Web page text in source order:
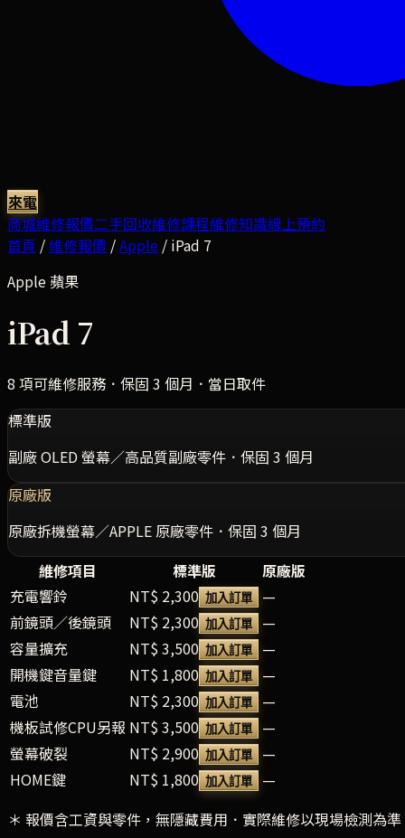
來電
商城維修報價二手回收維修課程維修知識線上預約
首頁 /維修報價 /Apple / iPad 7
Apple 蘋果
iPad 7
8 項可維修服務．保固 3 個月．當日取件
標準版
副廠 OLED 螢幕／高品質副廠零件．保固 3 個月
原廠版
原廠拆機螢幕／APPLE 原廠零件．保固 3 個月
維修項目
標準版
原廠版
充電響鈴
NT$ 2,300 加入訂單
—
前鏡頭／後鏡頭
NT$ 2,300 加入訂單
—
容量擴充
NT$ 3,500 加入訂單
—
開機鍵音量鍵
NT$ 1,800 加入訂單
—
電池
NT$ 2,300 加入訂單
—
機板試修CPU另報 NT$ 3,500 加入訂單
—
螢幕破裂
NT$ 2,900 加入訂單
—
HOME鍵
NT$ 1,800 加入訂單
—
＊ 報價含工資與零件，無隱藏費用．實際維修以現場檢測為